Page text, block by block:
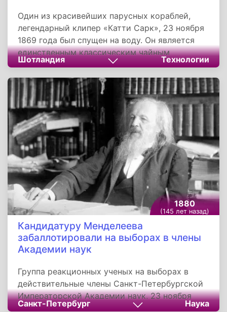
Один из красивейших парусных кораблей,
легендарный клипер «Катти Сарк», 23 ноября
1869 года был спущен на воду. Он является
единственным классическим чайным
клипером, сохранившимся до наших дней.
Корабль был спроектирован Геркулесом
Линтоном, а свое название получил в честь
короткой рубашки ведьмы Нэнни из
стихотворной повести Роберта Бернса «Тэм
о’Шентер».
Шотландия Технологии
1880
(145 лет назад)
Кандидатуру Менделеева
забаллотировали на выборах в члены
Академии наук
Группа реакционных ученых на выборах в
действительные члены Санкт-Петербургской
Императорской Академии наук, 23 ноября
1880 года забаллотировали кандидатуру
Санкт-Петербург Наука